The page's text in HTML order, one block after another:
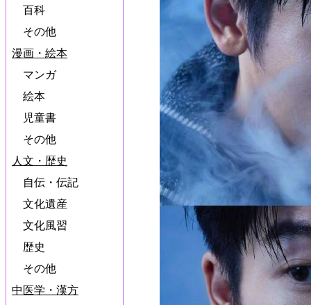
百科
その他
漫画・絵本
マンガ
絵本
児童書
その他
人文・歴史
自伝・伝記
文化遺産
文化風習
歴史
その他
中医学・漢方